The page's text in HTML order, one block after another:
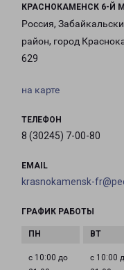
КРАСНОКАМЕНСК 6-Й
Россия,
район, город
629
на карте
ТЕЛЕФОН
8 (30245) 7-00-80
EMAIL
krasnokamensk-
ГРАФИК РАБОТЫ
с 10:00 до
с 10:00